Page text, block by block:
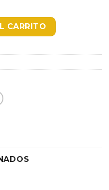
RECORD GL LAVAND
CARRITO